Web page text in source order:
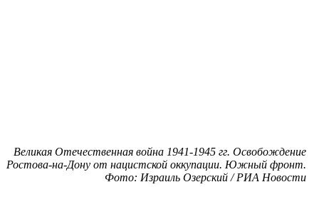
Великая Отечественная война 1941-1945 гг. Освобождение
Ростова-на-Дону от нацистской оккупации. Южный фронт.
Фото: Израиль Озерский / РИА Новости